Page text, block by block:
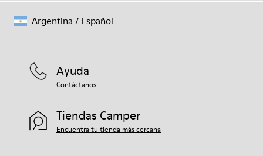
Ayuda
Contáctanos
Tiendas Camper
Encuentra tu tienda más cercana
Argentina / Español